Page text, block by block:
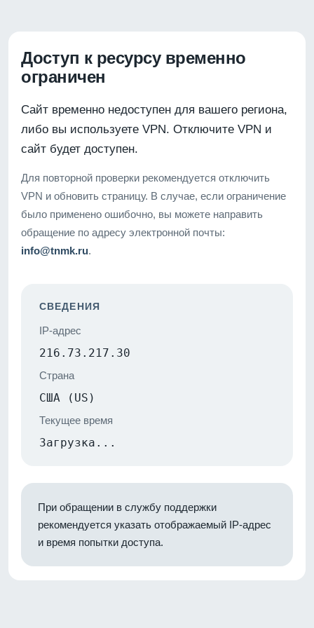
Доступ к ресурсу временно
ограничен
Сайт временно недоступен для вашего региона,
либо вы используете VPN. Отключите VPN и
сайт будет доступен.
Для повторной проверки рекомендуется отключить
VPN и обновить страницу. В случае, если ограничение
было применено ошибочно, вы можете направить
обращение по адресу электронной почты:
info@tnmk.ru.
СВЕДЕНИЯ
IP-адрес
216.73.217.30
Страна
США (US)
Текущее время
Загрузка...
При обращении в службу поддержки
рекомендуется указать отображаемый IP-адрес
и время попытки доступа.